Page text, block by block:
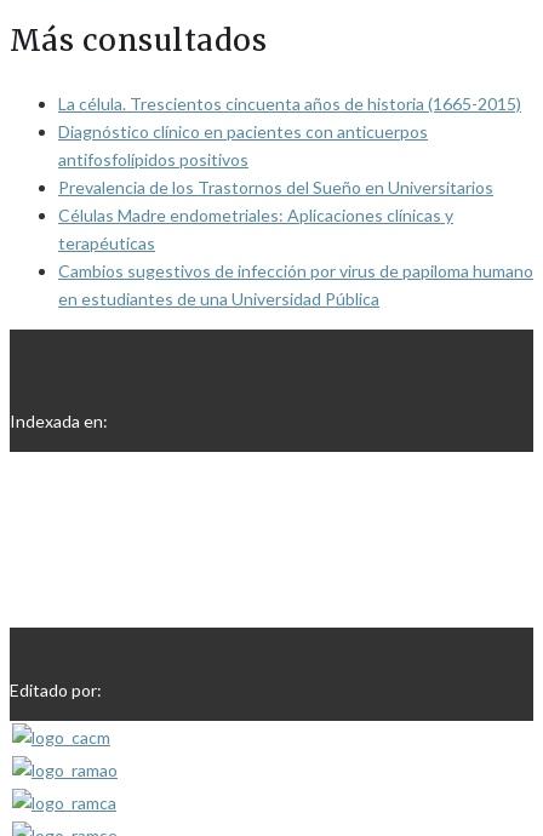
Más consultados
La célula. Trescientos cincuenta años de historia (1665-2015)
Diagnóstico clínico en pacientes con anticuerpos
antifosfolípidos positivos
Prevalencia de los Trastornos del Sueño en Universitarios
Células Madre endometriales: Aplicaciones clínicas y
terapéuticas
Cambios sugestivos de infección por virus de papiloma humano
en estudiantes de una Universidad Pública
Indexada en:
Editado por: